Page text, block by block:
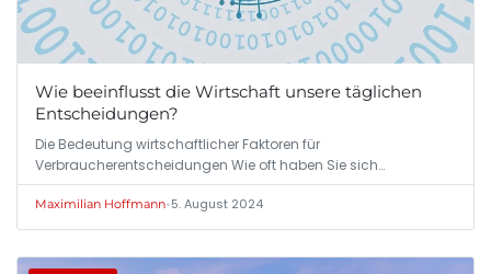
Wie beeinflusst die Wirtschaft unsere täglichen
Entscheidungen?
Die Bedeutung wirtschaftlicher Faktoren für
Verbraucherentscheidungen Wie oft haben Sie sich…
Maximilian Hoffmann•5. August 2024